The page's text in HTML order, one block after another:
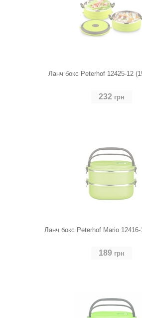
Ланч бокс Peterhof 12425-12
232 грн
Ланч бокс Peterhof Mario
189 грн